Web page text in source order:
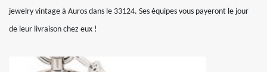
jewelry vintage à Auros dans le 33124. Ses équipes vous payeront le jour
de leur livraison chez eux !